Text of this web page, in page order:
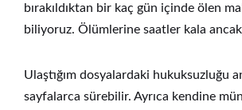
bırakıldıktan bir kaç gün içinde ölen
biliyoruz. Ölümlerine saatler kala ancak
Ulaştığım dosyalardaki hukuksuzluğu
sayfalarca sürebilir. Ayrıca kendine